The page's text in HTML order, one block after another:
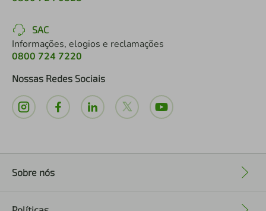
SAC
Informações, elogios e reclamações
0800 724 7220
Nossas Redes Sociais
Sobre nós